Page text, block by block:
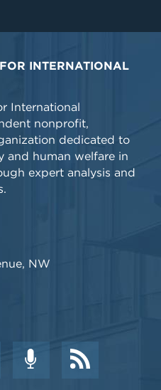
INTERNATIONAL
International
nonprofit,
dedicated to
and human welfare in
expert analysis and
NW